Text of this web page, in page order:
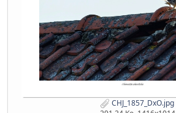
CHJ_1857_DxO.jpg